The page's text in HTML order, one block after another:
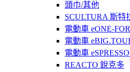
頭巾/其他
SCULTURA 斯特
電動車 eONE-
電動車
電動車
REACTO 銳克多